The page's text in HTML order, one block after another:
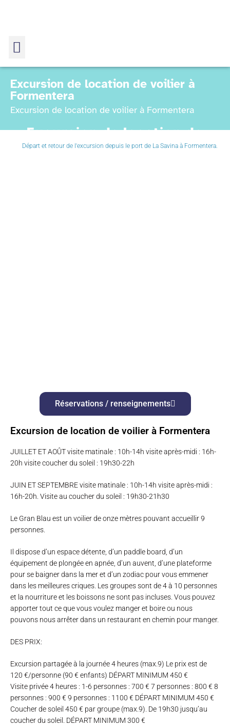
Excursion de location de
voilier à Formentera
Excursion de location de voilier à
Formentera
Excursion de location de voilier à Formentera
Départ et retour de l'excursion depuis le port de La Savina à Formentera.
Réservations / renseignements
Excursion de location de voilier à Formentera
JUILLET ET AOÛT visite matinale : 10h-14h visite après-midi : 16h-
20h visite coucher du soleil : 19h30-22h
JUIN ET SEPTEMBRE visite matinale : 10h-14h visite après-midi :
16h-20h. Visite au coucher du soleil : 19h30-21h30
Le Gran Blau est un voilier de onze mètres pouvant accueillir 9
personnes.
Il dispose d’un espace détente, d’un paddle board, d’un
équipement de plongée en apnée, d’un auvent, d’une plateforme
pour se baigner dans la mer et d’un zodiac pour vous emmener
dans les meilleures criques. Les groupes sont de 4 à 10 personnes
et la nourriture et les boissons ne sont pas incluses. Vous pouvez
apporter tout ce que vous voulez manger et boire ou nous
pouvons nous arrêter dans un restaurant en chemin pour manger.
DES PRIX:
Excursion partagée à la journée 4 heures (max.9) Le prix est de
120 €/personne (90 € enfants) DÉPART MINIMUM 450 €
Visite privée 4 heures : 1-6 personnes : 700 € 7 personnes : 800 € 8
personnes : 900 € 9 personnes : 1100 € DÉPART MINIMUM 450 €
Coucher de soleil 450 € par groupe (max.9). De 19h30 jusqu’au
coucher du soleil. DÉPART MINIMUM 300 €